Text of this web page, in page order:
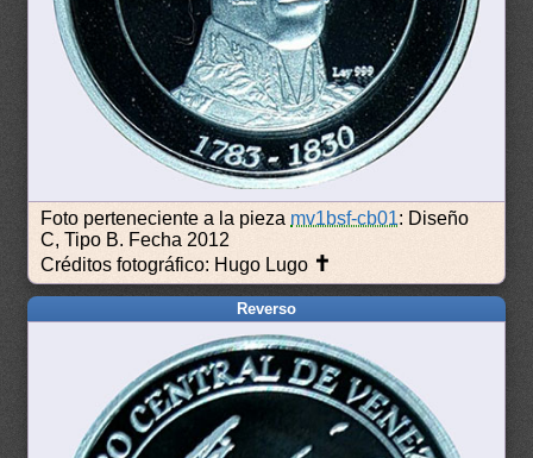
Foto perteneciente a la pieza mv1bsf-cb01: Diseño
C, Tipo B. Fecha 2012
Créditos fotográfico: Hugo Lugo ✝
Reverso